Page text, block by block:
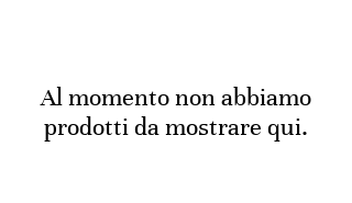
Al momento non abbiamo
prodotti da mostrare qui.